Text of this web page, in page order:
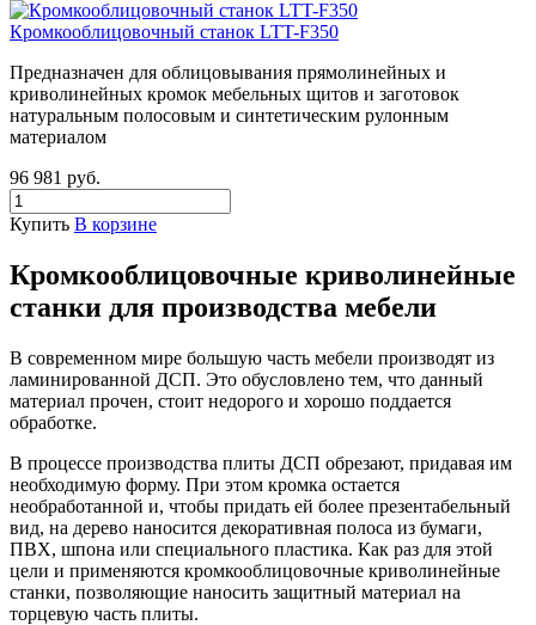
Кромкооблицовочный станок LTT-F350
Предназначен для облицовывания прямолинейных и
криволинейных кромок мебельных щитов и заготовок
натуральным полосовым и синтетическим рулонным
материалом
96 981 руб.
Купить В корзине
Кромкооблицовочные криволинейные
станки для производства мебели
В современном мире большую часть мебели производят из
ламинированной ДСП. Это обусловлено тем, что данный
материал прочен, стоит недорого и хорошо поддается
обработке.
В процессе производства плиты ДСП обрезают, придавая им
необходимую форму. При этом кромка остается
необработанной и, чтобы придать ей более презентабельный
вид, на дерево наносится декоративная полоса из бумаги,
ПВХ, шпона или специального пластика. Как раз для этой
цели и применяются кромкооблицовочные криволинейные
станки, позволяющие наносить защитный материал на
торцевую часть плиты.